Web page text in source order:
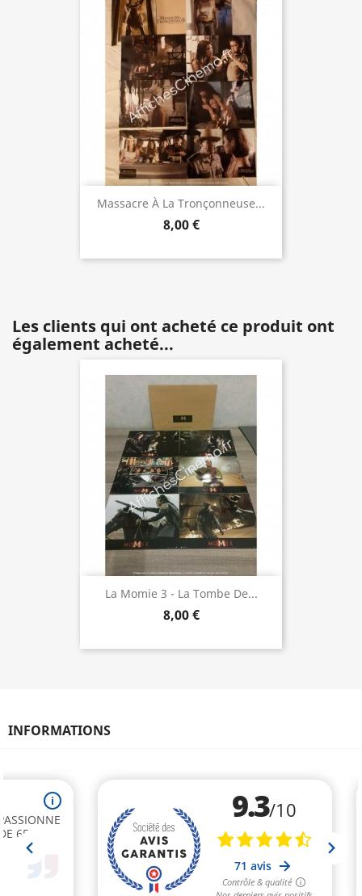
Massacre À La Tronçonneuse...
8,00 €
Les clients qui ont acheté ce produit ont
également acheté...
La Momie 3 - La Tombe De...
8,00 €
INFORMATIONS